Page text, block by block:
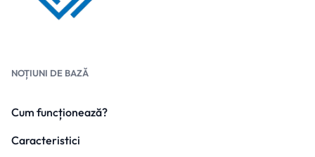
NOȚIUNI DE BAZĂ
Cum funcționează?
Caracteristici